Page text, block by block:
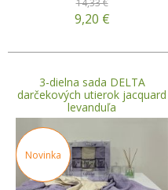
14,33 €
9,20 €
3-dielna sada DELTA
darčekových utierok jacquard
levanduľa
Novinka